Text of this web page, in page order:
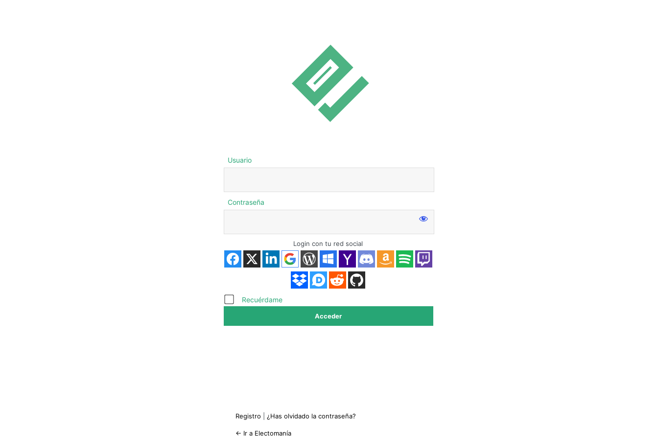
Acceder
Usuario
Contraseña
Login con tu red social
Recuérdame
Registro ¿Has olvidado la contraseña?
← Ir a Electomanía